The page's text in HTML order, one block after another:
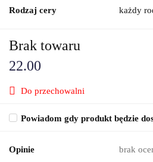
Rodzaj cery każdy
Brak towaru
22.00
Do przechowalni
Powiadom gdy produkt będzie
Opinie brak